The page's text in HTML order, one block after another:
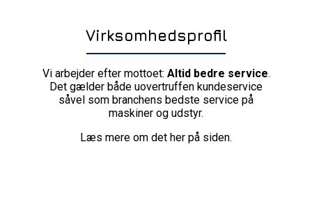
Virksomhedsprofil
Vi arbejder efter mottoet: Altid bedre service.
Det gælder både uovertruffen kundeservice
såvel som branchens bedste service på
maskiner og udstyr.
Læs mere om det her på siden.